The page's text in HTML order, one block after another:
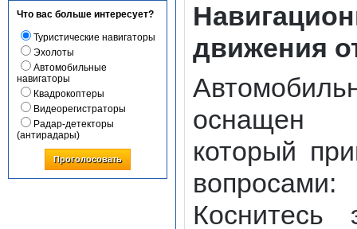
Что вас больше интересует?
Туристические навигаторы
Эхолоты
Автомобильные
навигаторы
Квадрокоптеры
Видеорегистраторы
Радар-детекторы
(антирадары)
Проголосовать
движения
оснащен
который
Коснитесь